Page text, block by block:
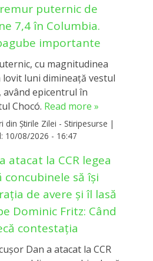
puternic de
7,4 în Columbia.
importante
cu magnitudinea
lovit luni dimineață vestul
având epicentrul în
Chocó. Read more »
din Știrile Zilei - Stiripesurse |
10/08/2026 - 16:47
atacat la CCR legea
concubinele să își
de avere și îl lasă
Dominic Fritz: Când
contestația
Dan a atacat la CCR